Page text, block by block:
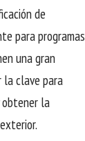
de
para programas
una gran
la clave para
obtener la